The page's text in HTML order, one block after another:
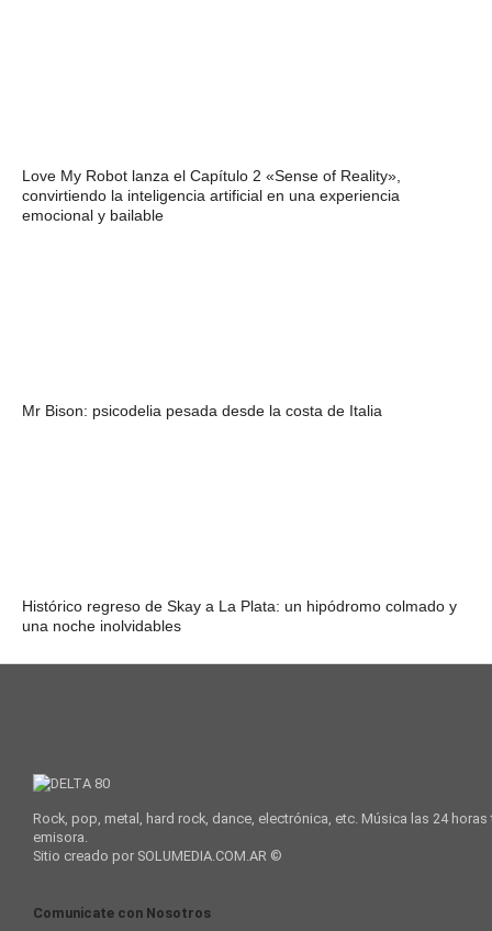
Love My Robot lanza el Capítulo 2 «Sense of Reality»,
convirtiendo la inteligencia artificial en una experiencia
emocional y bailable
Mr Bison: psicodelia pesada desde la costa de Italia
Histórico regreso de Skay a La Plata: un hipódromo colmado y
una noche inolvidables
Rock, pop, metal, hard rock, dance, electrónica, etc. Música las 24
emisora.
Sitio creado por SOLUMEDIA.COM.AR ©
Comunicate con Nosotros